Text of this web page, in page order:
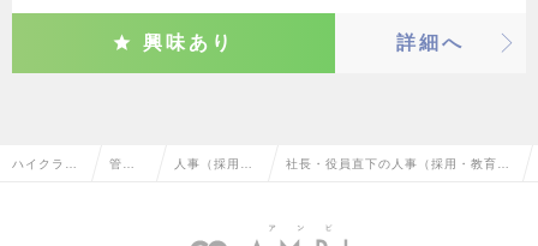
興味あり 詳細へ
ハイクラス 管理 人事（採用・ 社長・役員直下の人事（採用・教育な